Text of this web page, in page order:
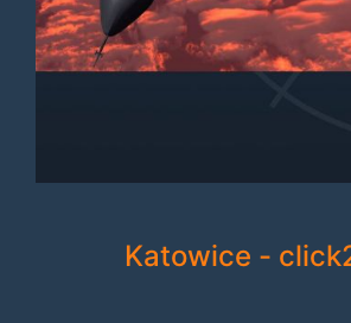
Katowice -